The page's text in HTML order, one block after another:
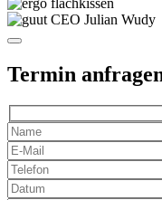
Termin